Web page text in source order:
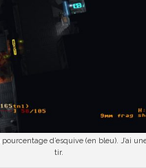
d’esquive (en bleu). J’ai
tir.